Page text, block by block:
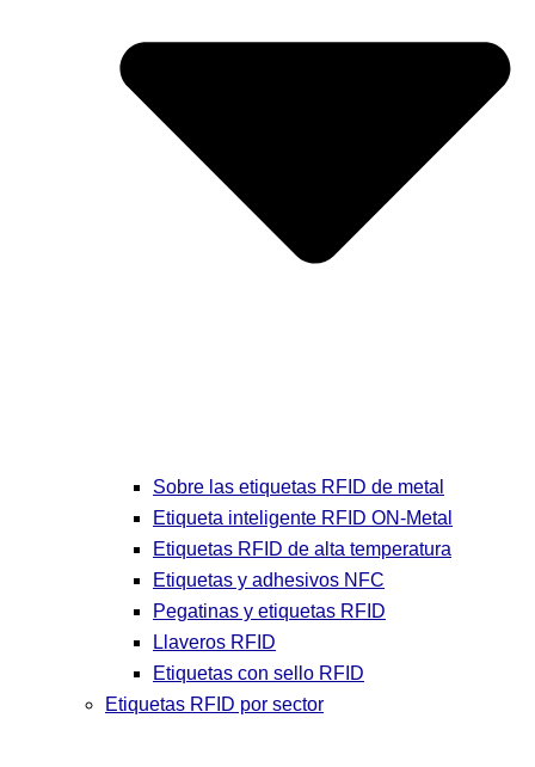
Sobre las etiquetas RFID de metal
Etiqueta inteligente RFID ON-Metal
Etiquetas RFID de alta temperatura
Etiquetas y adhesivos NFC
Pegatinas y etiquetas RFID
Llaveros RFID
Etiquetas con sello RFID
Etiquetas RFID por sector